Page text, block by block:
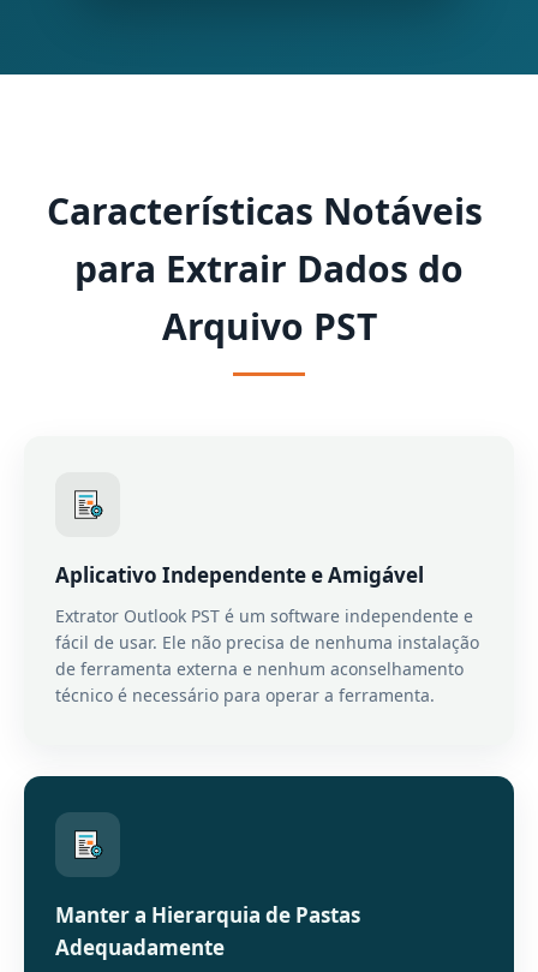
Características Notáveis ​​
para Extrair Dados do
Arquivo PST
Aplicativo Independente e Amigável
Extrator Outlook PST é um software independente e
fácil de usar. Ele não precisa de nenhuma instalação
de ferramenta externa e nenhum aconselhamento
técnico é necessário para operar a ferramenta.
Manter a Hierarquia de Pastas
Adequadamente